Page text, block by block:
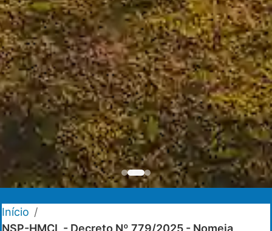
Início /
NSP-HMCL - Decreto Nº 779/2025 - Nomeia